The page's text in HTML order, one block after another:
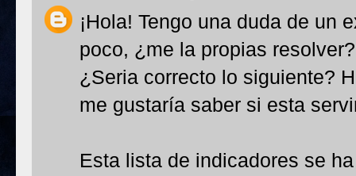
¡Hola! Tengo una duda de un
poco, ¿me la propias resolver?
¿Seria correcto lo siguiente?
me gustaría saber si esta
Esta lista de indicadores se